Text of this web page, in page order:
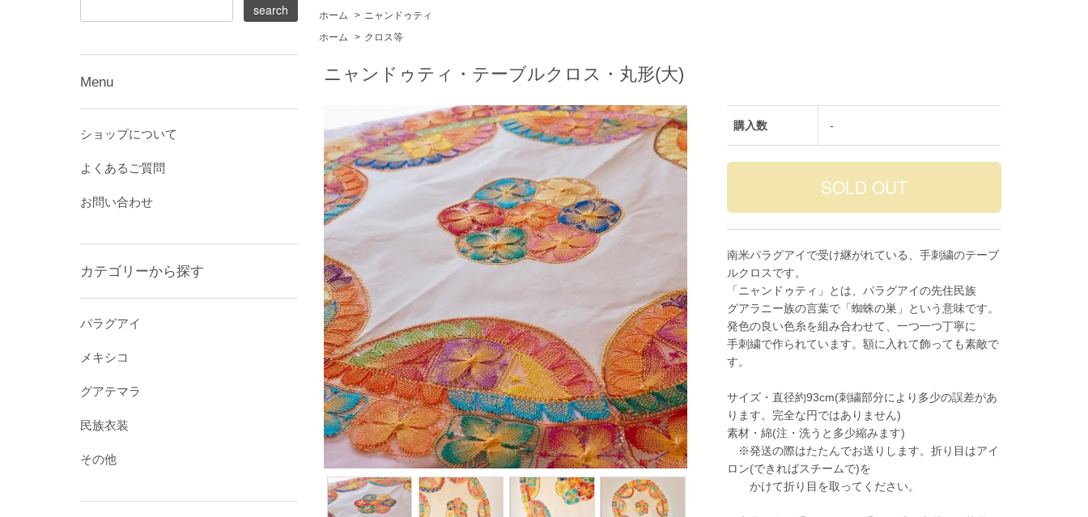
ホーム
> ニャンドゥティ
ホーム
> クロス等
ニャンドゥティ・テーブルクロス・丸形(大)
購入数 -
南米パラグアイで受け継がれている、手刺繍のテーブ
ルクロスです。
「ニャンドゥティ」とは、パラグアイの先住民族
グアラニー族の言葉で「蜘蛛の巣」という意味です。
発色の良い色糸を組み合わせて、一つ一つ丁寧に
手刺繍で作られています。額に入れて飾っても素敵で
す。
サイズ・直径約93cm(刺繍部分により多少の誤差があ
ります。完全な円ではありません)
素材・綿(注・洗うと多少縮みます)
※発送の際はたたんでお送りします。折り目はアイ
ロン(できればスチームで)を
かけて折り目を取ってください。
Menu
ショップについて
よくあるご質問
お問い合わせ
カテゴリーから探す
パラグアイ
メキシコ
グアテマラ
民族衣装
その他